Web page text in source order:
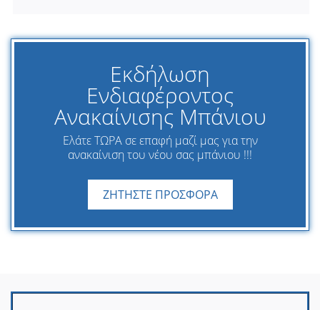
Εκδήλωση
Ενδιαφέροντος
Ανακαίνισης Μπάνιου
Ελάτε ΤΩΡΑ σε επαφή μαζί μας για την
ανακαίνιση του νέου σας μπάνιου !!!
ΖΗΤΗΣΤΕ ΠΡΟΣΦΟΡΑ